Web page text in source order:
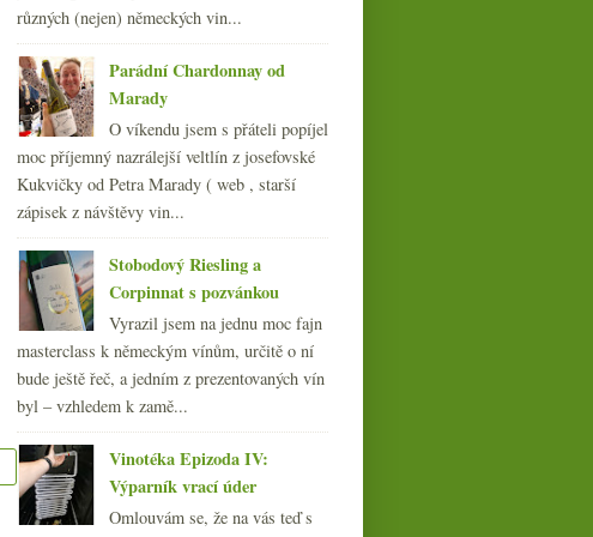
různých (nejen) německých vin...
Parádní Chardonnay od
Marady
O víkendu jsem s přáteli popíjel
moc příjemný nazrálejší veltlín z josefovské
Kukvičky od Petra Marady ( web , starší
zápisek z návštěvy vin...
Stobodový Riesling a
Corpinnat s pozvánkou
Vyrazil jsem na jednu moc fajn
masterclass k německým vínům, určitě o ní
bude ještě řeč, a jedním z prezentovaných vín
byl – vzhledem k zamě...
Vinotéka Epizoda IV:
Výparník vrací úder
Omlouvám se, že na vás teď s